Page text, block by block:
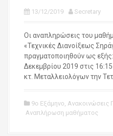
13/12/2019 Secretary
Οι αναπληρώσεις του
«Τεχνικές Διανοίξεως
πραγματοποιηθούν ως
Δεκεμβρίου 2019 στις
κτ. Μεταλλειολόγων την
9ο Εξάμηνο,
Αναπλήρωση μαθήματος